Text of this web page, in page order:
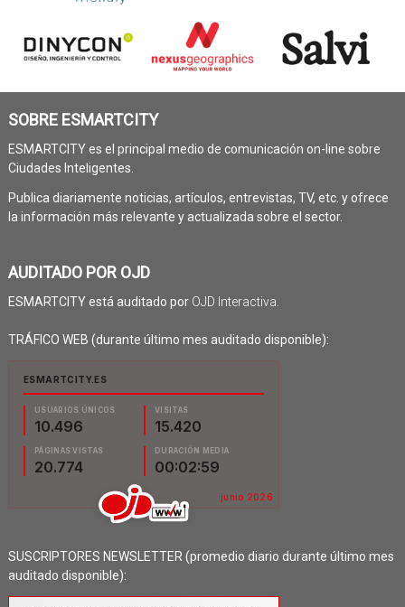
SOBRE ESMARTCITY
ESMARTCITY es el principal medio de comunicación on-line sobre
Ciudades Inteligentes.
Publica diariamente noticias, artículos, entrevistas, TV, etc. y ofrece
la información más relevante y actualizada sobre el sector.
AUDITADO POR OJD
ESMARTCITY está auditado por OJD Interactiva
TRÁFICO WEB (durante último mes auditado disponible):
SUSCRIPTORES NEWSLETTER (promedio diario durante último mes
auditado disponible):